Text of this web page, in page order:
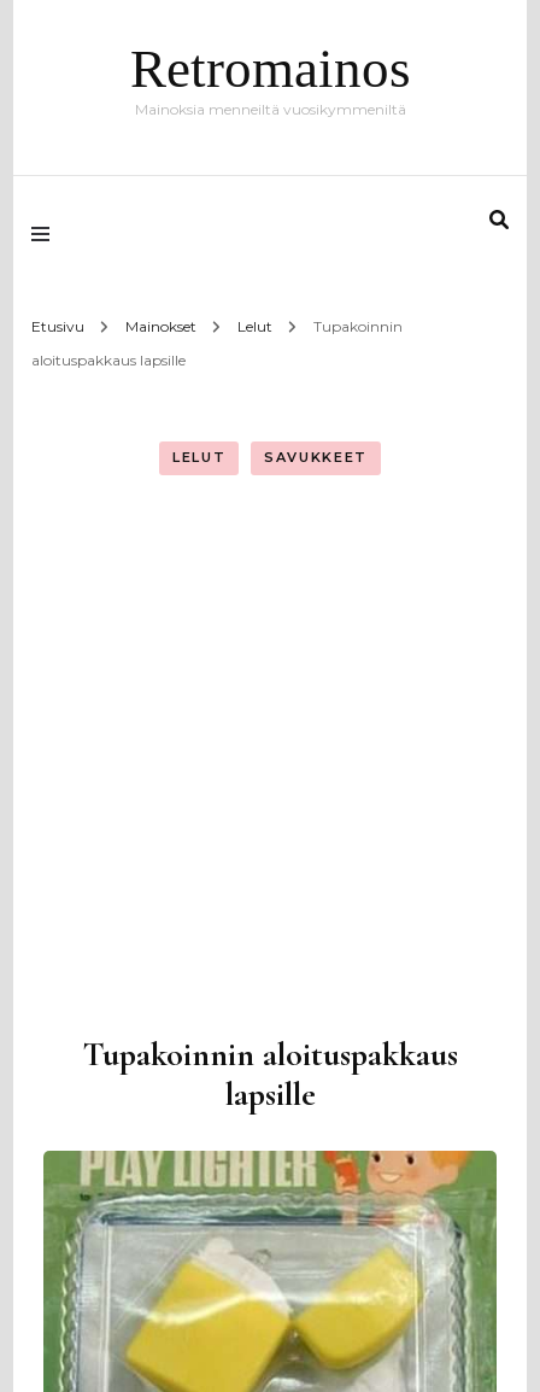
Retromainos
Mainoksia menneiltä vuosikymmeniltä
Etusivu Mainokset Lelut
Tupakoinnin
aloituspakkaus lapsille
LELUT SAVUKKEET
Tupakoinnin aloituspakkaus
lapsille